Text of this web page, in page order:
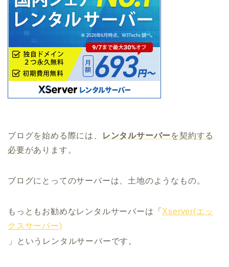
ブログを始める際には、 レンタルサーバーを契約する
必要があります。
ブログにとってのサーバーは、土地のようなもの。
もっともお勧めなレンタルサーバーは「 Xserver(エッ
クスサーバー)
」というレンタルサーバーです。